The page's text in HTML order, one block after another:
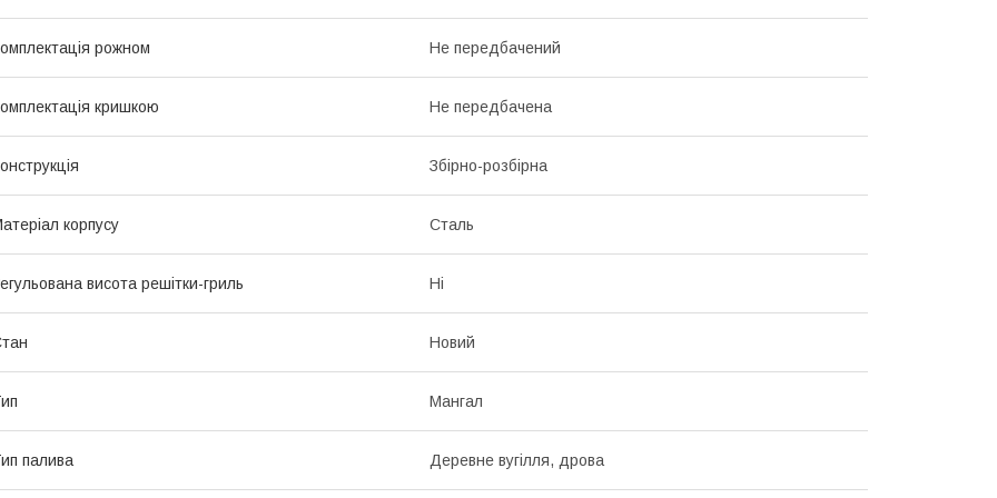
рожном Не передбачений
кришкою Не передбачена
Збірно-розбірна
корпусу Сталь
висота решітки-гриль Ні
Новий
Мангал
палива Деревне вугілля, дрова